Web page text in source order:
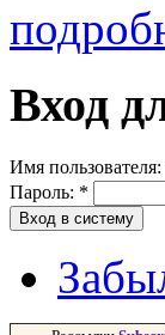
Вход
Имя пользователя:
Пароль: *